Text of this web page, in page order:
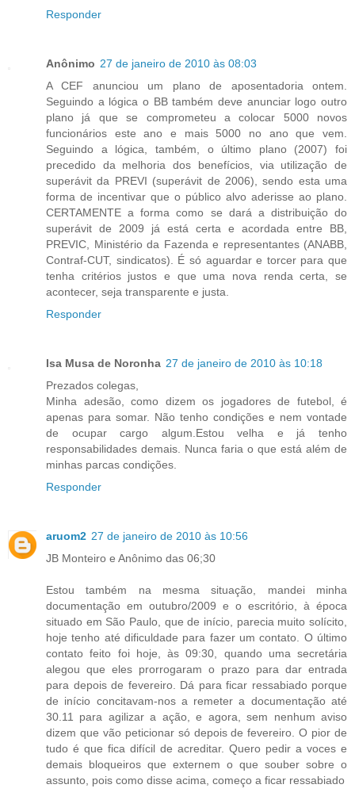
Responder
Anônimo 27 de janeiro de 2010 às 08:03
A CEF anunciou um plano de aposentadoria ontem.
Seguindo a lógica o BB também deve anunciar logo outro
plano já que se comprometeu a colocar 5000 novos
funcionários este ano e mais 5000 no ano que vem.
Seguindo a lógica, também, o último plano (2007) foi
precedido da melhoria dos benefícios, via utilização de
superávit da PREVI (superávit de 2006), sendo esta uma
forma de incentivar que o público alvo aderisse ao plano.
CERTAMENTE a forma como se dará a distribuição do
superávit de 2009 já está certa e acordada entre BB,
PREVIC, Ministério da Fazenda e representantes (ANABB,
Contraf-CUT, sindicatos). É só aguardar e torcer para que
tenha critérios justos e que uma nova renda certa, se
acontecer, seja transparente e justa.
Responder
Isa Musa de Noronha 27 de janeiro de 2010 às 10:18
Prezados colegas,
Minha adesão, como dizem os jogadores de futebol, é
apenas para somar. Não tenho condições e nem vontade
de ocupar cargo algum.Estou velha e já tenho
responsabilidades demais. Nunca faria o que está além de
minhas parcas condições.
Responder
aruom2 27 de janeiro de 2010 às 10:56
JB Monteiro e Anônimo das 06;30
Estou também na mesma situação, mandei minha
documentação em outubro/2009 e o escritório, à época
situado em São Paulo, que de início, parecia muito solícito,
hoje tenho até dificuldade para fazer um contato. O último
contato feito foi hoje, às 09:30, quando uma secretária
alegou que eles prorrogaram o prazo para dar entrada
para depois de fevereiro. Dá para ficar ressabiado porque
de início concitavam-nos a remeter a documentação até
30.11 para agilizar a ação, e agora, sem nenhum aviso
dizem que vão peticionar só depois de fevereiro. O pior de
tudo é que fica difícil de acreditar. Quero pedir a voces e
demais bloqueiros que externem o que souber sobre o
assunto, pois como disse acima, começo a ficar ressabiado